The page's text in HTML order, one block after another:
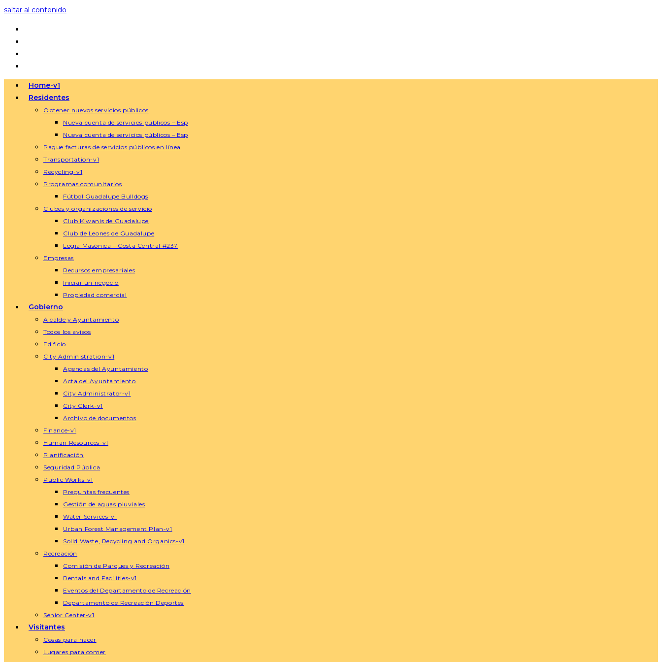
saltar al contenido
Home-v1
Residentes
Obtener nuevos servicios públicos
Nueva cuenta de servicios públicos – Esp
Nueva cuenta de servicios públicos – Esp
Pague facturas de servicios públicos en línea
Transportation-v1
Recycling-v1
Programas comunitarios
Fútbol Guadalupe Bulldogs
Clubes y organizaciones de servicio
Club Kiwanis de Guadalupe
Club de Leones de Guadalupe
Logia Masónica – Costa Central #237
Empresas
Recursos empresariales
Iniciar un negocio
Propiedad comercial
Gobierno
Alcalde y Ayuntamiento
Todos los avisos
Edificio
City Administration-v1
Agendas del Ayuntamiento
Acta del Ayuntamiento
City Administrator-v1
City Clerk-v1
Archivo de documentos
Finance-v1
Human Resources-v1
Planificación
Seguridad Pública
Public Works-v1
Preguntas frecuentes
Gestión de aguas pluviales
Water Services-v1
Urban Forest Management Plan-v1
Solid Waste, Recycling and Organics-v1
Recreación
Comisión de Parques y Recreación
Rentals and Facilities-v1
Eventos del Departamento de Recreación
Departamento de Recreación Deportes
Senior Center-v1
Visitantes
Cosas para hacer
Lugares para comer